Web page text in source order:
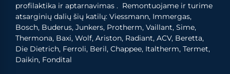
profilaktika ir aptarnavimas . Remontuojame ir turime
atsarginių dalių šių katilų: Viessmann, Immergas,
Bosch, Buderus, Junkers, Protherm, Vaillant, Sime,
Thermona, Baxi, Wolf, Ariston, Radiant, ACV, Beretta,
Die Dietrich, Ferroli, Beril, Chappee, Italtherm, Termet,
Daikin, Fondital